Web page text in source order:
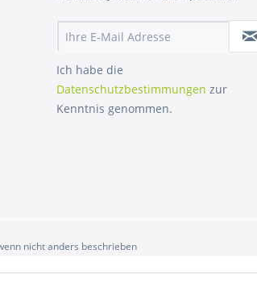
Ich habe die
Datenschutzbestimmungen zur
Kenntnis genommen.
nicht anders beschrieben